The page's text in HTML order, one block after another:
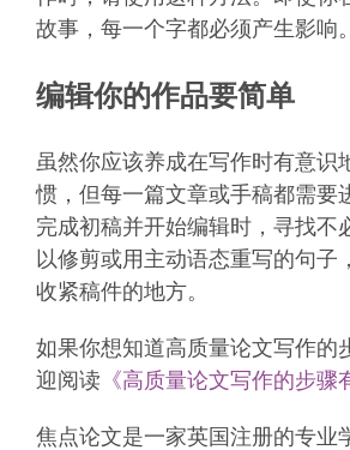
故事，每一个字都必须产生影响。
编辑你的作品要简单
虽然你应该养成在写作时有意识
惯，但每一篇文章或手稿都需要
完成初稿并开始编辑时，寻找不
以修剪或用主动语态重写的句子
收紧稿件的地方。
如果你想知道高质量论文写作的
迎阅读 《高质量论文写作的步骤
焦点论文是一家英国注册的专业